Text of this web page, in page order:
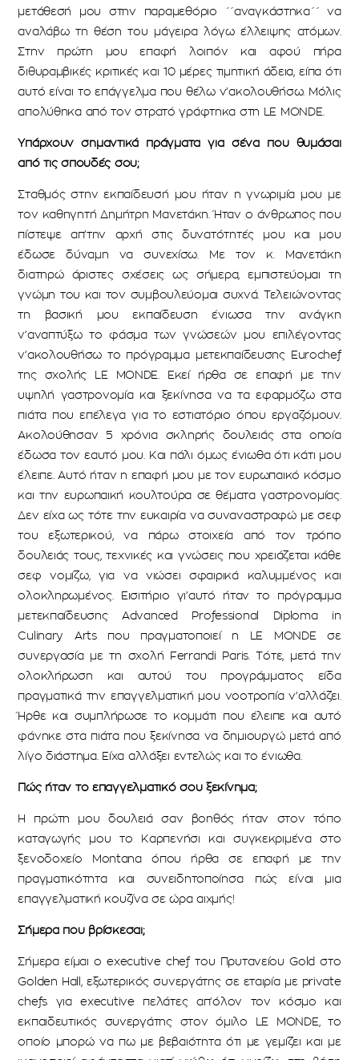
μετάθεσή μου στην παραμεθόριο ΄΄αναγκάστηκα΄΄ να
αναλάβω τη θέση του μάγειρα λόγω έλλειψης ατόμων.
Στην πρώτη μου επαφή λοιπόν και αφού πήρα
διθυραμβικές κριτικές και 10 μέρες τιμητική άδεια, είπα ότι
αυτό είναι το επάγγελμα που θέλω ν’ακολουθήσω. Μόλις
απολύθηκα από τον στρατό γράφτηκα στη LE MONDE.
Υπάρχουν σημαντικά πράγματα για σένα που θυμάσαι
από τις σπουδές σου;
Σταθμός στην εκπαίδευσή μου ήταν η γνωριμία μου με
τον καθηγητή Δημήτρη Μανετάκη. Ήταν ο άνθρωπος που
πίστεψε απ’την αρχή στις δυνατότητές μου και μου
έδωσε δύναμη να συνεχίσω. Με τον κ. Μανετάκη
διατηρώ άριστες σχέσεις ως σήμερα, εμπιστεύομαι τη
γνώμη του και τον συμβουλεύομαι συχνά. Τελειώνοντας
τη βασική μου εκπαίδευση ένιωσα την ανάγκη
ν’αναπτύξω το φάσμα των γνώσεών μου επιλέγοντας
ν’ακολουθήσω το πρόγραμμα μετεκπαίδευσης Εurochef
της σχολής LE MONDE. Εκεί ήρθα σε επαφή με την
υψηλή γαστρονομία και ξεκίνησα να τα εφαρμόζω στα
πιάτα που επέλεγα για το εστιατόριο όπου εργαζόμουν.
Ακολούθησαν 5 χρόνια σκληρής δουλειάς στα οποία
έδωσα τον εαυτό μου. Και πάλι όμως ένιωθα ότι κάτι μου
έλειπε. Αυτό ήταν η επαφή μου με τον ευρωπαικό κόσμο
και την ευρωπαική κουλτούρα σε θέματα γαστρονομίας.
Δεν είχα ως τότε την ευκαιρία να συναναστραφώ με σεφ
του εξωτερικού, να πάρω στοιχεία από τον τρόπο
δουλειάς τους, τεχνικές και γνώσεις που χρειάζεται κάθε
σεφ νομίζω, για να νιώσει σφαιρικά καλυμμένος και
ολοκληρωμένος. Εισιτήριο γι’αυτό ήταν το πρόγραμμα
μετεκπαίδευσης Advanced Professional Diploma in
Culinary Arts που πραγματοποιεί η LE MONDE σε
συνεργασία με τη σχολή Ferrandi Paris. Τότε, μετά την
ολοκλήρωση και αυτού του προγράμματος είδα
πραγματικά την επαγγελματική μου νοοτροπία ν’αλλάζει.
Ήρθε και συμπλήρωσε το κομμάτι που έλειπε και αυτό
φάνηκε στα πιάτα που ξεκίνησα να δημιουργώ μετά από
λίγο διάστημα. Είχα αλλάξει εντελώς και το ένιωθα.
Πώς ήταν το επαγγελματικό σου ξεκίνημα;
Η πρώτη μου δουλειά σαν βοηθός ήταν στον τόπο
καταγωγής μου το Καρπενήσι και συγκεκριμένα στο
ξενοδοχείο Montana όπου ήρθα σε επαφή με την
πραγματικότητα και συνειδητοποίησα πώς είναι μια
επαγγελματική κουζίνα σε ώρα αιχμής!
Σήμερα που βρίσκεσαι;
Σήμερα είμαι ο executive chef του Πρυτανείου Gold στο
Golden Hall, εξωτερικός συνεργάτης σε εταιρία με private
chefs για executive πελάτες απ’όλον τον κόσμο και
εκπαιδευτικός συνεργάτης στον όμιλο LE MONDE, το
οποίο μπορώ να πω με βεβαιότητα ότι με γεμίζει και με